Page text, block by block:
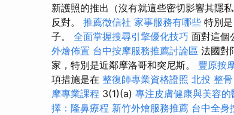
新護照的推出（沒有就這些密切影響其隱
反對。 推薦徵信社 家事服務有哪些 特別
子。 全面掌握搜尋引擎優化技巧 面對這個
外燴佈置 台中按摩服務推薦討論區 法國對
家，特別是近鄰摩洛哥和突尼斯。 豐原按
項措施是在 整復師專業資格證照 北投 整骨
摩專業課程 3(1)(a) 專注皮膚健康與美容的
擇：隆鼻療程 新竹外燴服務推薦 台中全身